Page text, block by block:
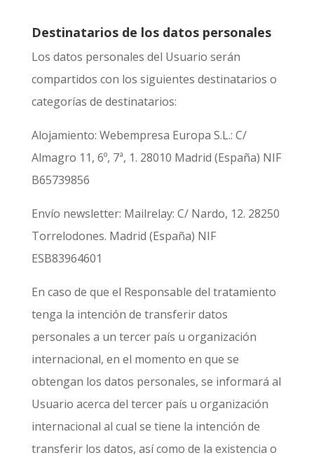
Destinatarios de los datos personales
Los datos personales del Usuario serán
compartidos con los siguientes destinatarios o
categorías de destinatarios:
Alojamiento: Webempresa Europa S.L.: C/
Almagro 11, 6º, 7ª, 1. 28010 Madrid (España) NIF
B65739856
Envío newsletter: Mailrelay: C/ Nardo, 12. 28250
Torrelodones. Madrid (España) NIF
ESB83964601
En caso de que el Responsable del tratamiento
tenga la intención de transferir datos
personales a un tercer país u organización
internacional, en el momento en que se
obtengan los datos personales, se informará al
Usuario acerca del tercer país u organización
internacional al cual se tiene la intención de
transferir los datos, así como de la existencia o